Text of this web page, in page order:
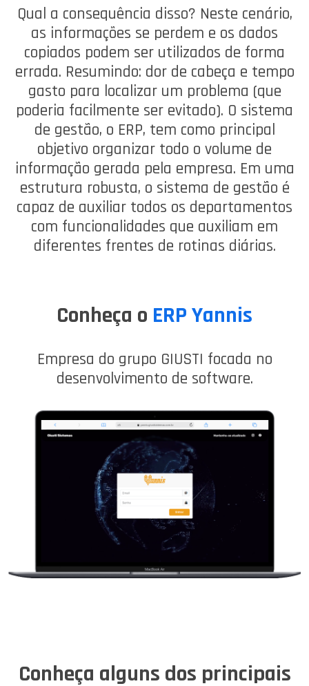
Qual a consequência disso? Neste cenário,
as informações se perdem e os dados
copiados podem ser utilizados de forma
errada. Resumindo: dor de cabeça e tempo
gasto para localizar um problema (que
poderia facilmente ser evitado). O sistema
de gestão, o ERP, tem como principal
objetivo organizar todo o volume de
informação gerada pela empresa. Em uma
estrutura robusta, o sistema de gestão é
capaz de auxiliar todos os departamentos
com funcionalidades que auxiliam em
diferentes frentes de rotinas diárias.
Conheça o ERP Yannis
Empresa do grupo GIUSTI focada no
desenvolvimento de software.
Conheça alguns dos principais